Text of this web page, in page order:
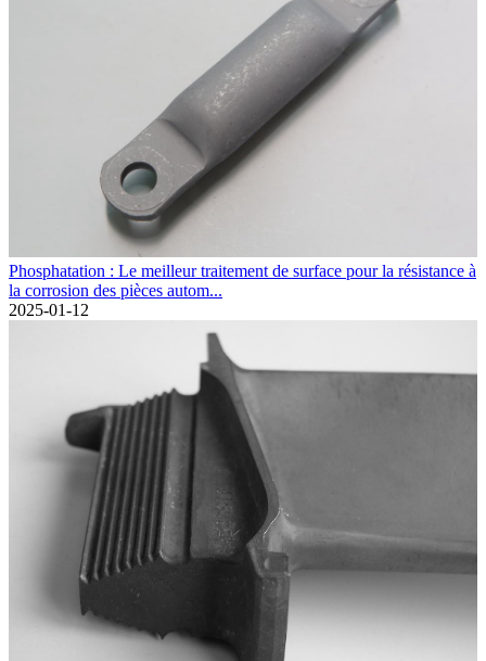
Phosphatation : Le meilleur traitement de surface pour la résistance à
la corrosion des pièces autom...
2025-01-12